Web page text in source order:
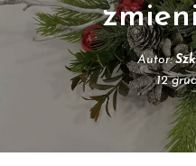
Autor:
12